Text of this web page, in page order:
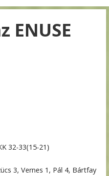
ENUSE
32-33(15-21)
3, Vernes 1, Pál 4, Bártfay